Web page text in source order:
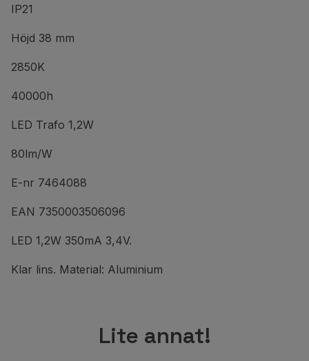
IP21
Höjd 38 mm
2850K
40000h
LED Trafo 1,2W
80lm/W
E-nr 7464088
EAN 7350003506096
LED 1,2W 350mA 3,4V.
Klar lins. Material: Aluminium
Lite annat!